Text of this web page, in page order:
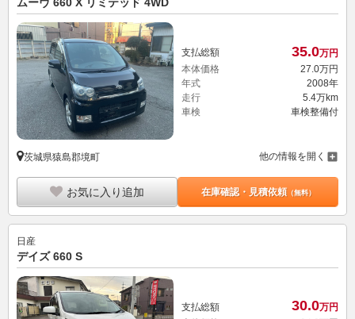
支払総額 35.0万円
走行
5.4万km
車検
車検整備付
茨城県猿島郡境町 他の情報を開く
お気に入り追加 在庫確認・見積依頼（無料）
デイズ 660 S
支払総額 30.0万円
走行
8.6万km